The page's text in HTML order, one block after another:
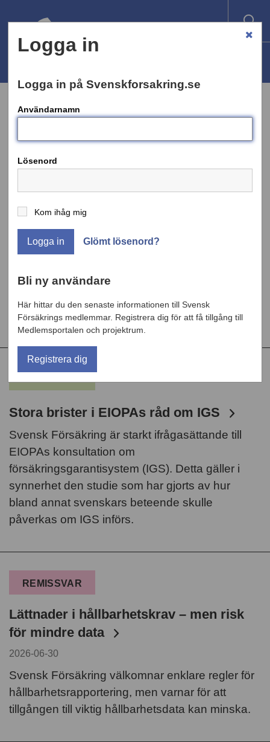
Nej till förslag om nya avgifter för
försäkringsföretagen
Försäkringsbranschen är kritiska till
Finansdepartementets förslag om att
det svenska finansieringsarrangemanget.
fram ett antal oklarheter.
Stora brister i EIOPAs råd om IGS
Svensk Försäkring är starkt ifrågasättande till
EIOPAs konsultation om
försäkringsgarantisystem (IGS). Detta gäller i
synnerhet den studie som har gjorts av hur
bland annat svenskars beteende skulle
påverkas om IGS införs.
REMISSVAR
Lättnader i hållbarhetskrav – men risk
för mindre data
2026-06-30
Svensk Försäkring välkomnar enklare regler för
hållbarhetsrapportering, men varnar för att
tillgången till viktig hållbarhetsdata kan minska.
Logga in
Logga in på Svenskforsakring.se
Användarnamn
Lösenord
Kom ihåg mig
Logga in Glömt lösenord?
Bli ny användare
Här hittar du den senaste informationen till Svensk
Försäkrings medlemmar. Registrera dig för att få tillgång till
Medlemsportalen och projektrum.
Registrera dig